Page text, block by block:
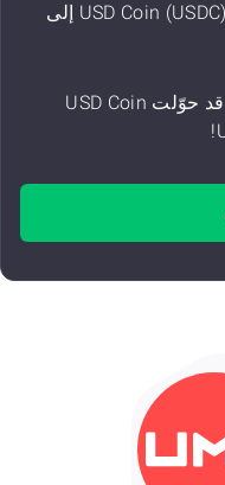
لمعالجة عملية تحويل USD Coin (USDC) ETH إلى
ثم قم بالإيداع، وهكذا تكون قد حوّلت USD Coin